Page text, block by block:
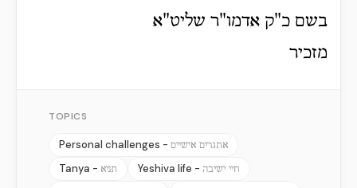
בשם כ"ק אדמו"ר שליט"א
מזכיר
TOPICS
Personal challenges - אתגרים אישיים
Tanya - תניא Yeshiva life - חיי ישיבה